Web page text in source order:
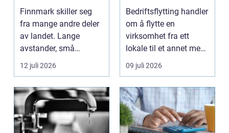
Finnmark skiller seg
fra mange andre deler
av landet. Lange
avstander, små
lokalsamfunn, sterk
tilkn...
12 juli 2026
Bedriftsflytting handler
om å flytte en
virksomhet fra ett
lokale til et annet med
minst mulig...
09 juli 2026